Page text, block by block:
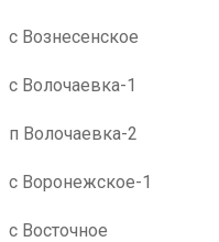
с Вознесенское
с Волочаевка-1
п Волочаевка-2
с Воронежское-1
с Восточное